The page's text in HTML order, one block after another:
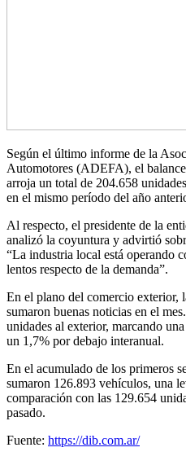
Según el último informe de la
Automotores (ADEFA), el
arroja un total de 204.658
en el mismo período del año
Al respecto, el presidente de la
analizó la coyuntura y advirtió
“La industria local está operando
lentos respecto de la demanda”.
En el plano del comercio exterior,
sumaron buenas noticias en el
unidades al exterior, marcando
un 1,7% por debajo interanual.
En el acumulado de los primeros
sumaron 126.893 vehículos, una
comparación con las 129.654
pasado.
Fuente: https://dib.com.ar/